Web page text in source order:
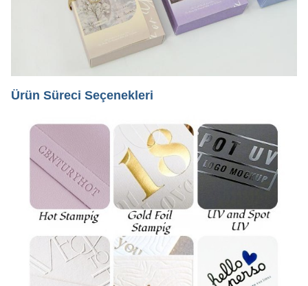
Ürün Süreci Seçenekleri